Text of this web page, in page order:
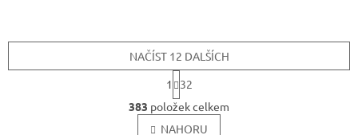
O
v
l
NAČÍST 12 DALŠÍCH
S
t
r
á
n
1
32
383 položek celkem
NAHORU